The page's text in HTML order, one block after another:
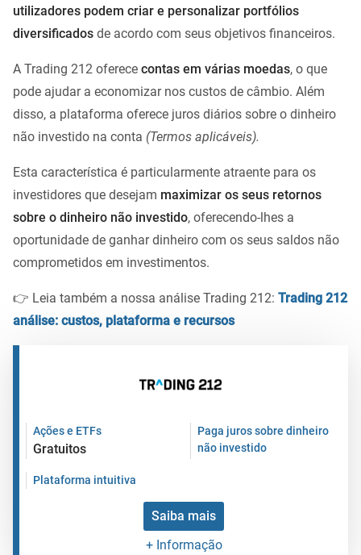
utilizadores podem criar e personalizar portfólios
diversificados de acordo com seus objetivos financeiros.
A Trading 212 oferece contas em várias moedas, o que
pode ajudar a economizar nos custos de câmbio. Além
disso, a plataforma oferece juros diários sobre o dinheiro
não investido na conta (Termos aplicáveis).
Esta característica é particularmente atraente para os
investidores que desejam maximizar os seus retornos
sobre o dinheiro não investido, oferecendo-lhes a
oportunidade de ganhar dinheiro com os seus saldos não
comprometidos em investimentos.
👉 Leia também a nossa análise Trading 212: Trading 212
análise: custos, plataforma e recursos
Ações e ETFs
Gratuitos
Paga juros sobre dinheiro
não investido
Plataforma intuitiva
Saiba mais
+ Informação